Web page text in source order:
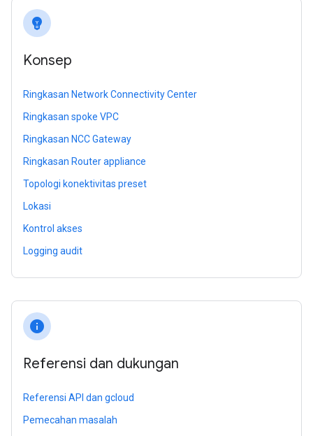
emoji_objects
Konsep
Ringkasan Network Connectivity Center
Ringkasan spoke VPC
Ringkasan NCC Gateway
Ringkasan Router appliance
Topologi konektivitas preset
Lokasi
Kontrol akses
Logging audit
info
Referensi dan dukungan
Referensi API dan gcloud
Pemecahan masalah